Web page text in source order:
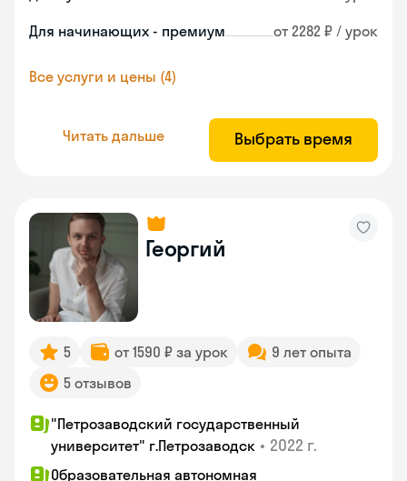
Для начинающих - премиум от 2282 ₽ / урок
Все услуги и цены (4)
Читать дальше Выбрать время
Георгий
5 от 1590 ₽ за урок
9 лет опыта
5 отзывов
"Петрозаводский государственный
университет" г.Петрозаводск • 2022 г.
Образовательная автономная